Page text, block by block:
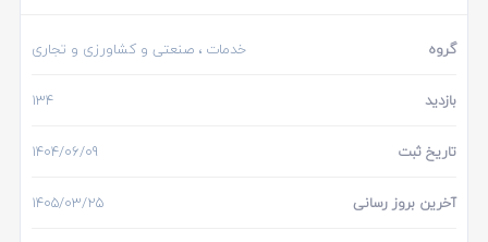
گروه خدمات ، صنعتی و کشاورزی و تجاری
بازدید 134
تاریخ ثبت 1404/06/09
آخرین بروز رسانی 1405/03/25